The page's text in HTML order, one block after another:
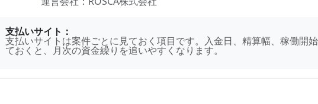
支払いサイト：
支払いサイトは案件ごとに見ておく項目です。入金日、精算幅、稼働開
ておくと、月次の資金繰りを追いやすくなります。